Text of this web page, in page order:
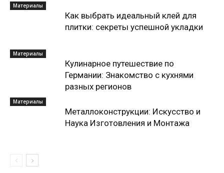
Материалы
Как выбрать идеальный клей для
плитки: секреты успешной укладки
Материалы
Кулинарное путешествие по
Германии: Знакомство с кухнями
разных регионов
Материалы
Металлоконструкции: Искусство и
Наука Изготовления и Монтажа